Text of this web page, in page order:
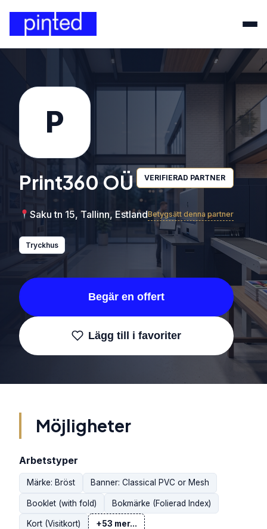
P
Print360 OÜ VERIFIERAD PARTNER
Saku tn 15, Tallinn, EstlandBetygsätt denna partner
Tryckhus
Begär en offert
Lägg till i favoriter
Möjligheter
Arbetstyper
Märke: Bröst Banner: Classical PVC or Mesh
Booklet (with fold) Bokmärke (Folierad Index)
Kort (Visitkort) +53 mer...